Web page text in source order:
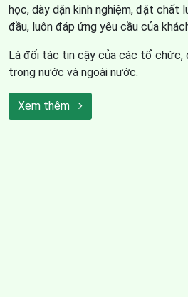
học, dày dặn kinh nghiệm, đặt chất
đầu, luôn đáp ứng yêu cầu của
Là đối tác tin cậy của các tổ chức,
trong nước và ngoài nước.
Xem thêm